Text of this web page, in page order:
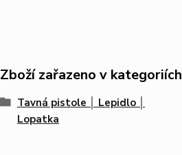
Zboží zařazeno v kategoriích
Tavná pistole │ Lepidlo │
Lopatka